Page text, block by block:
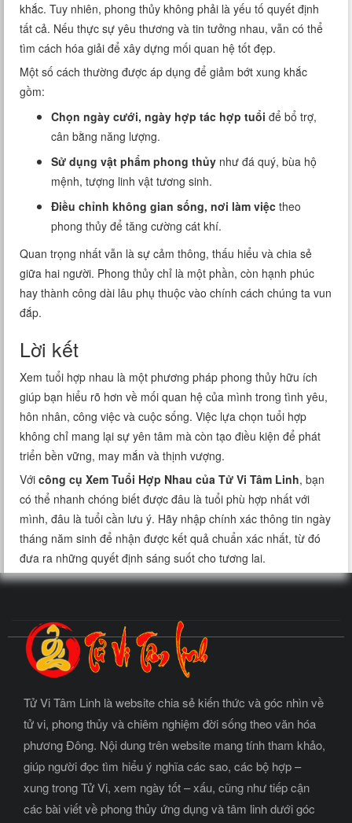
khắc. Tuy nhiên, phong thủy không phải là yếu tố quyết định
tất cả. Nếu thực sự yêu thương và tin tưởng nhau, vẫn có thể
tìm cách hóa giải để xây dựng mối quan hệ tốt đẹp.
Một số cách thường được áp dụng để giảm bớt xung khắc
gồm:
Chọn ngày cưới, ngày hợp tác hợp tuổi để bổ trợ,
cân bằng năng lượng.
Sử dụng vật phẩm phong thủy như đá quý, bùa hộ
mệnh, tượng linh vật tương sinh.
Điều chỉnh không gian sống, nơi làm việc theo
phong thủy để tăng cường cát khí.
Quan trọng nhất vẫn là sự cảm thông, thấu hiểu và chia sẻ
giữa hai người. Phong thủy chỉ là một phần, còn hạnh phúc
hay thành công dài lâu phụ thuộc vào chính cách chúng ta vun
đắp.
Lời kết
Xem tuổi hợp nhau là một phương pháp phong thủy hữu ích
giúp bạn hiểu rõ hơn về mối quan hệ của mình trong tình yêu,
hôn nhân, công việc và cuộc sống. Việc lựa chọn tuổi hợp
không chỉ mang lại sự yên tâm mà còn tạo điều kiện để phát
triển bền vững, may mắn và thịnh vượng.
Với công cụ Xem Tuổi Hợp Nhau của Tử Vi Tâm Linh, bạn
có thể nhanh chóng biết được đâu là tuổi phù hợp nhất với
mình, đâu là tuổi cần lưu ý. Hãy nhập chính xác thông tin ngày
tháng năm sinh để nhận được kết quả chuẩn xác nhất, từ đó
đưa ra những quyết định sáng suốt cho tương lai.
Tử Vi Tâm Linh là website chia sẻ kiến thức và góc nhìn về
tử vi, phong thủy và chiêm nghiệm đời sống theo văn hóa
phương Đông. Nội dung trên website mang tính tham khảo,
giúp người đọc tìm hiểu ý nghĩa các sao, các bộ hợp –
xung trong Tử Vi, xem ngày tốt – xấu, cũng như tiếp cận
các bài viết về phong thủy ứng dụng và tâm linh dưới góc